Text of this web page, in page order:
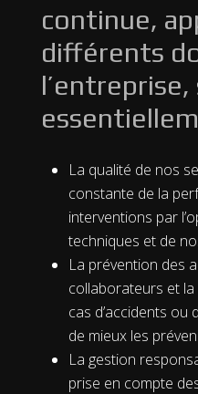
continue,
différents
La qualité de nos
constante de la
interventions par
techniques et de
La prévention des
collaborateurs et
cas d’accidents ou
de mieux les
La gestion
prise en compte